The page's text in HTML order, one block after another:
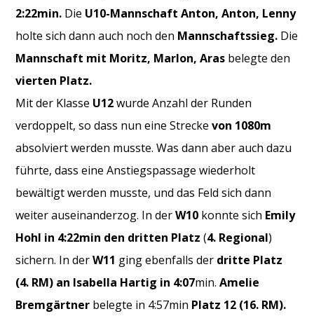
2:22min. Die U10-Mannschaft Anton, Anton, Lenny
holte sich dann auch noch den Mannschaftssieg. Die
Mannschaft mit Moritz, Marlon, Aras belegte den
vierten Platz.
Mit der Klasse U12wurde Anzahl der Runden
verdoppelt, so dass nun eine Streckevon 1080m
absolviert werden musste. Was dann aber auch dazu
führte, dass eine Anstiegspassage wiederholt
bewältigt werden musste, und das Feld sich dann
weiter auseinanderzog. In derW10 konnte sich Emily
Hohl in 4:22min den dritten Platz (4. Regional)
sichern. In derW11 ging ebenfalls der dritte Platz
(4. RM) an Isabella Hartig in 4:07min.Amelie
Bremgärtner belegte in 4:57min Platz 12 (16. RM).